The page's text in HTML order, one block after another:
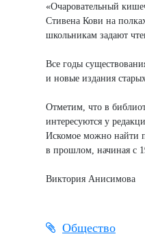
«Очаровательный
Стивена Кови на
школьникам задают
Все годы
и новые издания
Отметим, что в
интересуются у
Искомое можно найти
в прошлом, начиная с
Виктория Анисимова
Общество